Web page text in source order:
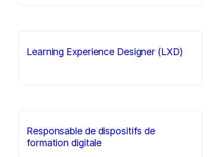
Learning Experience Designer (LXD)
Responsable de dispositifs de
formation digitale